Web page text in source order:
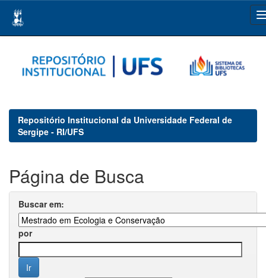
navigation
Repositório Institucional da Universidade Federal de
Sergipe - RI/UFS
Página de Busca
Buscar em:
por